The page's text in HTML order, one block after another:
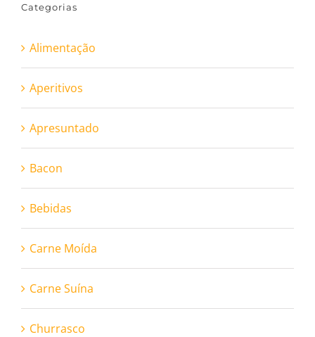
Categorias
Alimentação
Aperitivos
Apresuntado
Bacon
Bebidas
Carne Moída
Carne Suína
Churrasco